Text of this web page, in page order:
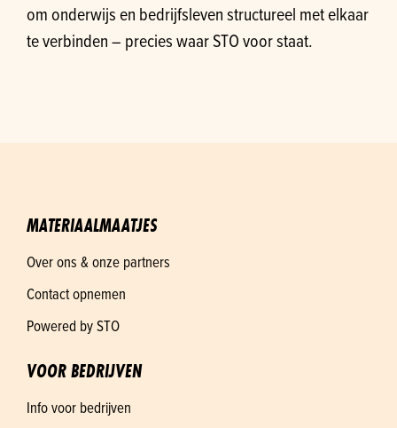
om onderwijs en bedrijfsleven structureel met elkaar
te verbinden – precies waar STO voor staat.
MATERIAALMAATJES
Over ons & onze partners
Contact opnemen
Powered by STO
VOOR BEDRIJVEN
Info voor bedrijven